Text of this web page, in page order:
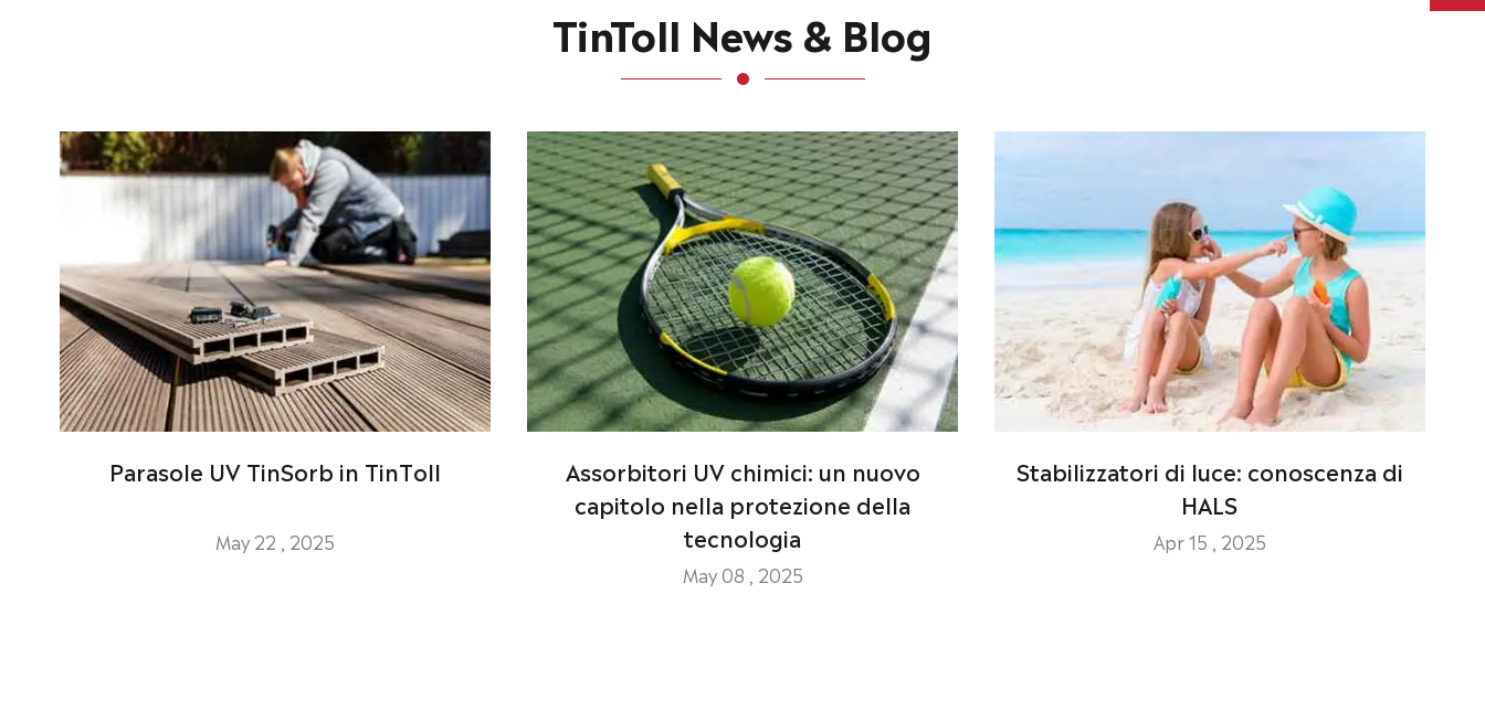
TinToll News & Blog
Parasole UV TinSorb in TinToll
May 22 , 2025
Assorbitori UV chimici: un nuovo
capitolo nella protezione della
tecnologia
May 08 , 2025
Stabilizzatori di luce: conoscenza di
HALS
Apr 15 , 2025